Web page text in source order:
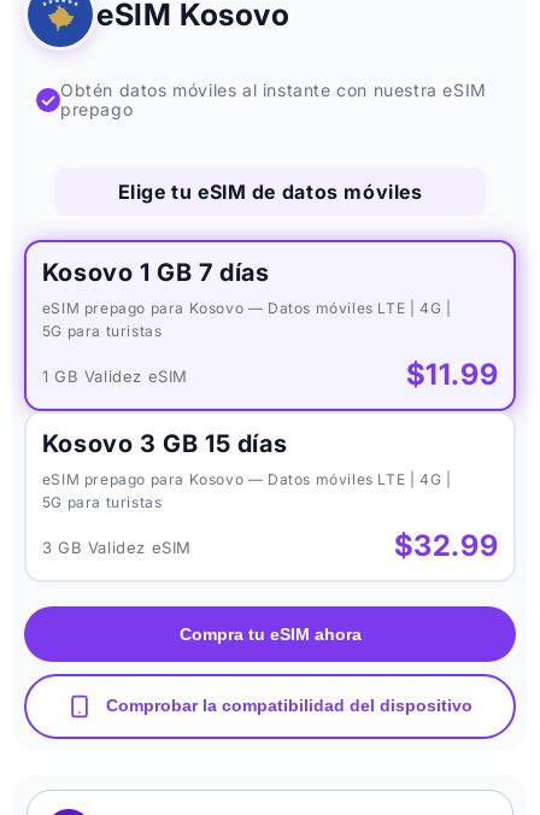
eSIM Kosovo
✓ Obtén datos móviles al instante con nuestra eSIM
prepago
Elige tu eSIM de datos móviles
Kosovo 1 GB 7 días
eSIM prepago para Kosovo — Datos móviles LTE | 4G |
5G para turistas
1 GB Validez eSIM $11.99
Kosovo 3 GB 15 días
eSIM prepago para Kosovo — Datos móviles LTE | 4G |
5G para turistas
3 GB Validez eSIM $32.99
Compra tu eSIM ahora
Comprobar la compatibilidad del dispositivo